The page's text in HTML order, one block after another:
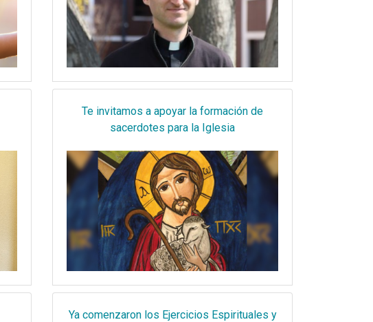
Te invitamos a apoyar la formación de
sacerdotes para la Iglesia
Ya comenzaron los Ejercicios Espirituales y